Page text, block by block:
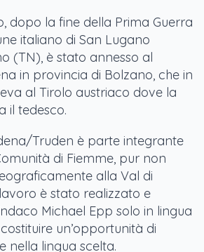
dopo la fine della Prima Guerra
italiano di San Lugano
(TN), è stato annesso al
in provincia di Bolzano, che in
al Tirolo austriaco dove la
il tedesco.
Truden è parte integrante
di Fiemme, pur non
alla Val di
è stato realizzato e
Michael Epp solo in lingua
un’opportunità di
nella lingua scelta.